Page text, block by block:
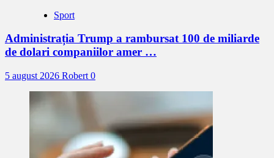
Sport
Administrația Trump a rambursat 100 de miliarde
de dolari companiilor amer …
5 august 2026 Robert 0